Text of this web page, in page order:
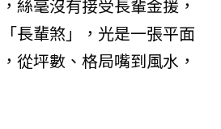
絲毫沒有接受長輩金援，
長輩煞」，光是一張平面
從坪數、格局嘴到風水，